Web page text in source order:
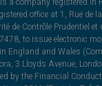
office at 1, Rue de
de Contrôle Prudentiel et
to issue electronic
England and Wales
3 Lloyds Avenue,
by the Financial